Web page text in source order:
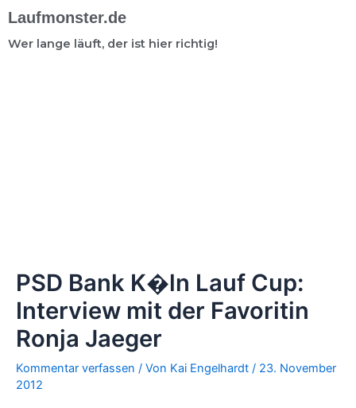
Laufmonster.de
Wer lange läuft, der ist hier richtig!
PSD Bank K�ln Lauf Cup:
Interview mit der Favoritin
Ronja Jaeger
Kommentar verfassen / Von Kai Engelhardt / 23. November
2012